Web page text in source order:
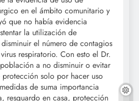
en el ámbito comunitario y
que no había evidencia
la utilización de
el número de contagios
respiratorio. Con esto el Dr.
a no disminuir o evitar
protección solo por hacer uso
de suma importancia
resguardo en casa, protección